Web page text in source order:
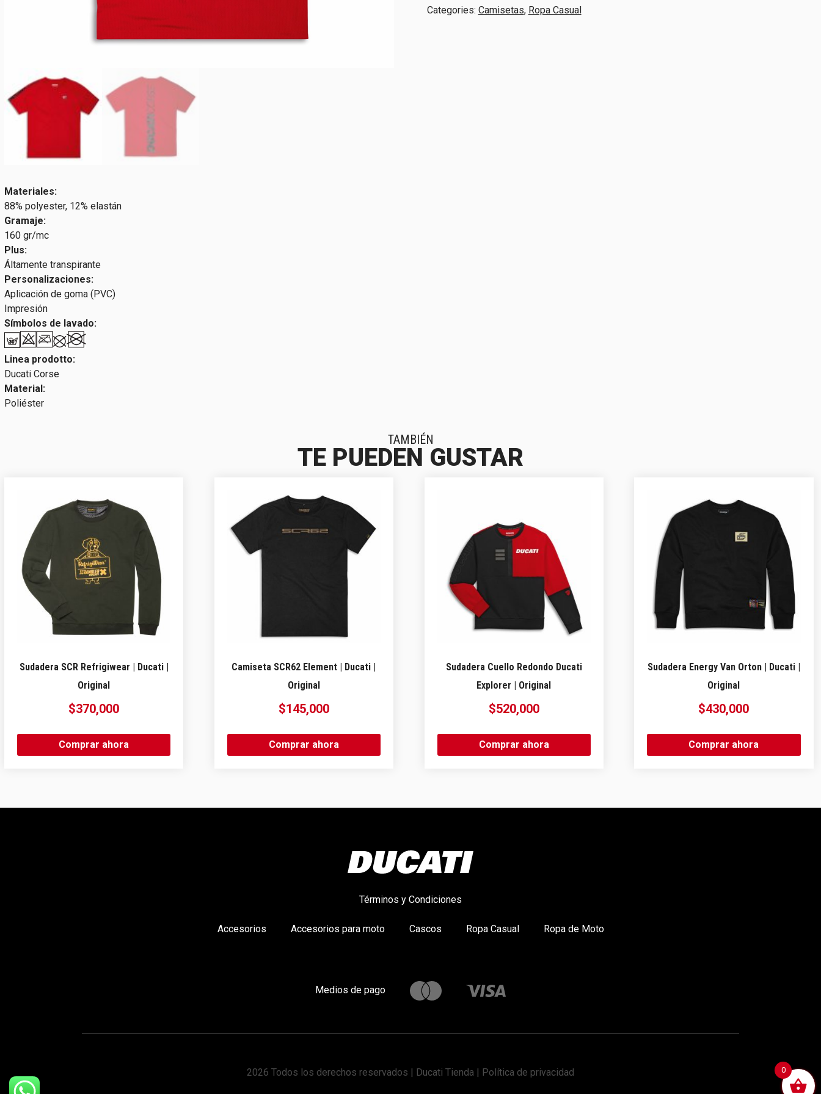
Original
Categories: Camisetas, Ropa Casual
Materiales:
88% polyester, 12% elastán
Gramaje:
160 gr/mc
Plus:
Áltamente transpirante
Personalizaciones:
Aplicación de goma (PVC)
Impresión
Símbolos de lavado:
Linea prodotto:
Ducati Corse
Material:
Poliéster
TAMBIÉN
TE PUEDEN GUSTAR
Sudadera SCR Refrigiwear | Ducati |
Original
$370,000
Comprar ahora
Camiseta SCR62 Element | Ducati |
Original
$145,000
Comprar ahora
Sudadera Cuello Redondo Ducati
Explorer | Original
$520,000
Comprar ahora
Sudadera Energy Van Orton | Ducati |
Original
$430,000
Comprar ahora
Términos y Condiciones
Accesorios Accesorios para moto Cascos Ropa Casual Ropa de Moto
Medios de pago
2026 Todos los derechos reservados | Ducati Tienda | Política de privacidad 0